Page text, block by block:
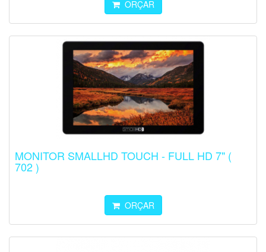
ORÇAR
MONITOR SMALLHD TOUCH - FULL HD 7" (
702 )
ORÇAR